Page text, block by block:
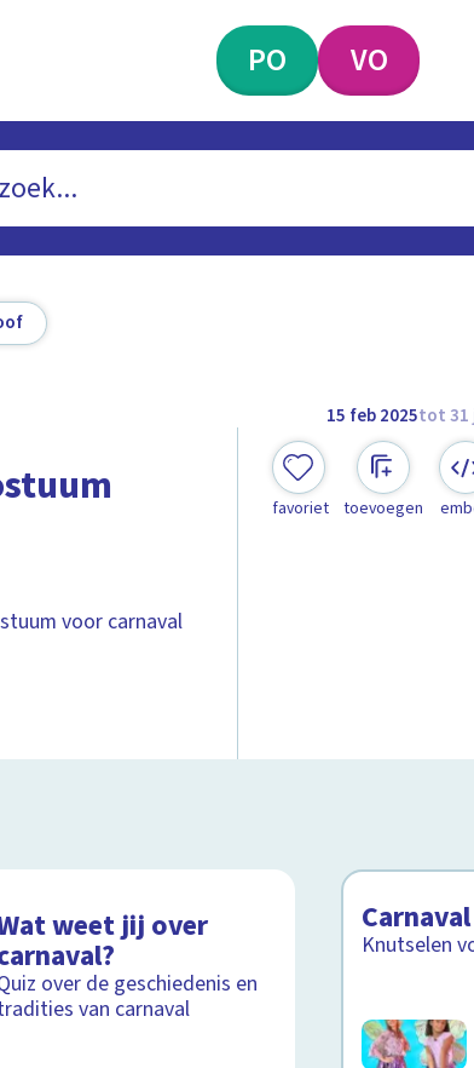
PO VO
15 feb 2025tot 31
voor carnaval
favoriet toevoegen
weet jij over
over de geschiedenis en
van carnaval
Knutselen